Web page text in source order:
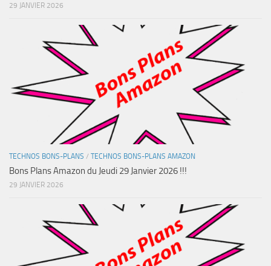
29 JANVIER 2026
TECHNOS BONS-PLANS / TECHNOS BONS-PLANS AMAZON
Bons Plans Amazon du Jeudi 29 Janvier 2026 !!!
29 JANVIER 2026